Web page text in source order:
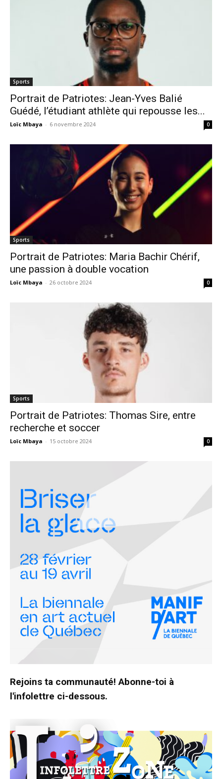
Sports
Portrait de Patriotes: Jean-Yves Balié
Guédé, l’étudiant athlète qui repousse les...
Loïc Mbaya - 6 novembre 2024 0
Sports
Portrait de Patriotes: Maria Bachir Chérif,
une passion à double vocation
Loïc Mbaya - 26 octobre 2024 0
Sports
Portrait de Patriotes: Thomas Sire, entre
recherche et soccer
Loïc Mbaya - 15 octobre 2024 0
Rejoins ta communauté! Abonne-toi à
l'infolettre ci-dessous.